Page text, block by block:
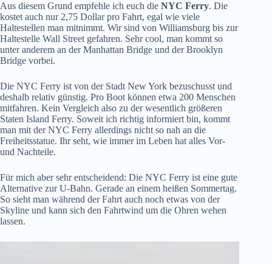
Aus diesem Grund empfehle ich euch die NYC Ferry. Die
kostet auch nur 2,75 Dollar pro Fahrt, egal wie viele
Haltestellen man mitnimmt. Wir sind von Williamsburg bis zur
Haltestelle Wall Street gefahren. Sehr cool, man kommt so
unter anderem an der Manhattan Bridge und der Brooklyn
Bridge vorbei.
Die NYC Ferry ist von der Stadt New York bezuschusst und
deshalb relativ günstig. Pro Boot können etwa 200 Menschen
mitfahren. Kein Vergleich also zu der wesentlich größeren
Staten Island Ferry. Soweit ich richtig informiert bin, kommt
man mit der NYC Ferry allerdings nicht so nah an die
Freiheitsstatue. Ihr seht, wie immer im Leben hat alles Vor-
und Nachteile.
Für mich aber sehr entscheidend: Die NYC Ferry ist eine gute
Alternative zur U-Bahn. Gerade an einem heißen Sommertag.
So sieht man während der Fahrt auch noch etwas von der
Skyline und kann sich den Fahrtwind um die Ohren wehen
lassen.